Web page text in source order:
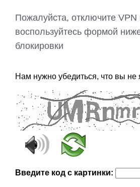
Пожалуйста, отключите VPN
воспользуйтесь формой
блокировки
Нам нужно убедиться, что вы не
Введите код с картинки: